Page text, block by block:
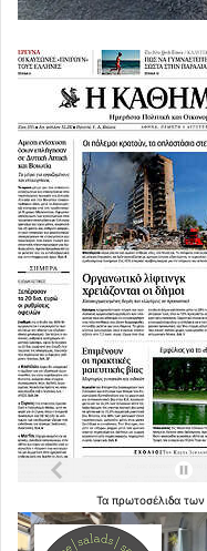
Τα πρωτοσέλιδα των